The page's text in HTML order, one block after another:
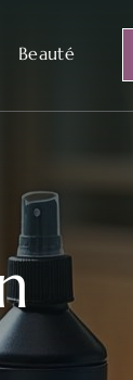
Beauté